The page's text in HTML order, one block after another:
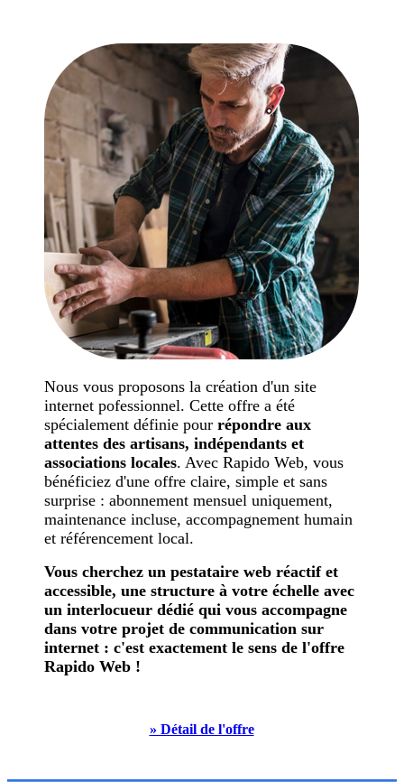
Nous vous proposons la création d'un site
internet pofessionnel. Cette offre a été
spécialement définie pour répondre aux
attentes des artisans, indépendants et
associations locales. Avec Rapido Web, vous
bénéficiez d'une offre claire, simple et sans
surprise : abonnement mensuel uniquement,
maintenance incluse, accompagnement humain
et référencement local.
Vous cherchez un pestataire web réactif et
accessible, une structure à votre échelle avec
un interlocueur dédié qui vous accompagne
dans votre projet de communication sur
internet : c'est exactement le sens de l'offre
Rapido Web !
» Détail de l'offre